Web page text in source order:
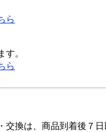
ら
す。
ら
交換は、商品到着後７